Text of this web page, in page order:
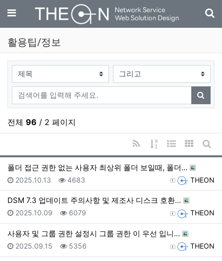
메뉴
활용팁/정보
검색대상
검색어
검색
전체 96 / 2 페이지
RSS
게시물 정렬
웹진 스타일
갤러리게
폴더 접근 권한 없는 사용자 최상위 폴더 보일때, 폴더…
등록자 THEON
등록일
2025.10.13 조회
4683
DSM 7.3 업데이트 주의사항 및 제조사 디스크 호환…
등록자 THEON
등록일
2025.10.09 조회
6079
사용자 및 그룹 권한 설정시 그룹 권한 이 우선 입니…
등록자 THEON
등록일
2025.09.15 조회
5356